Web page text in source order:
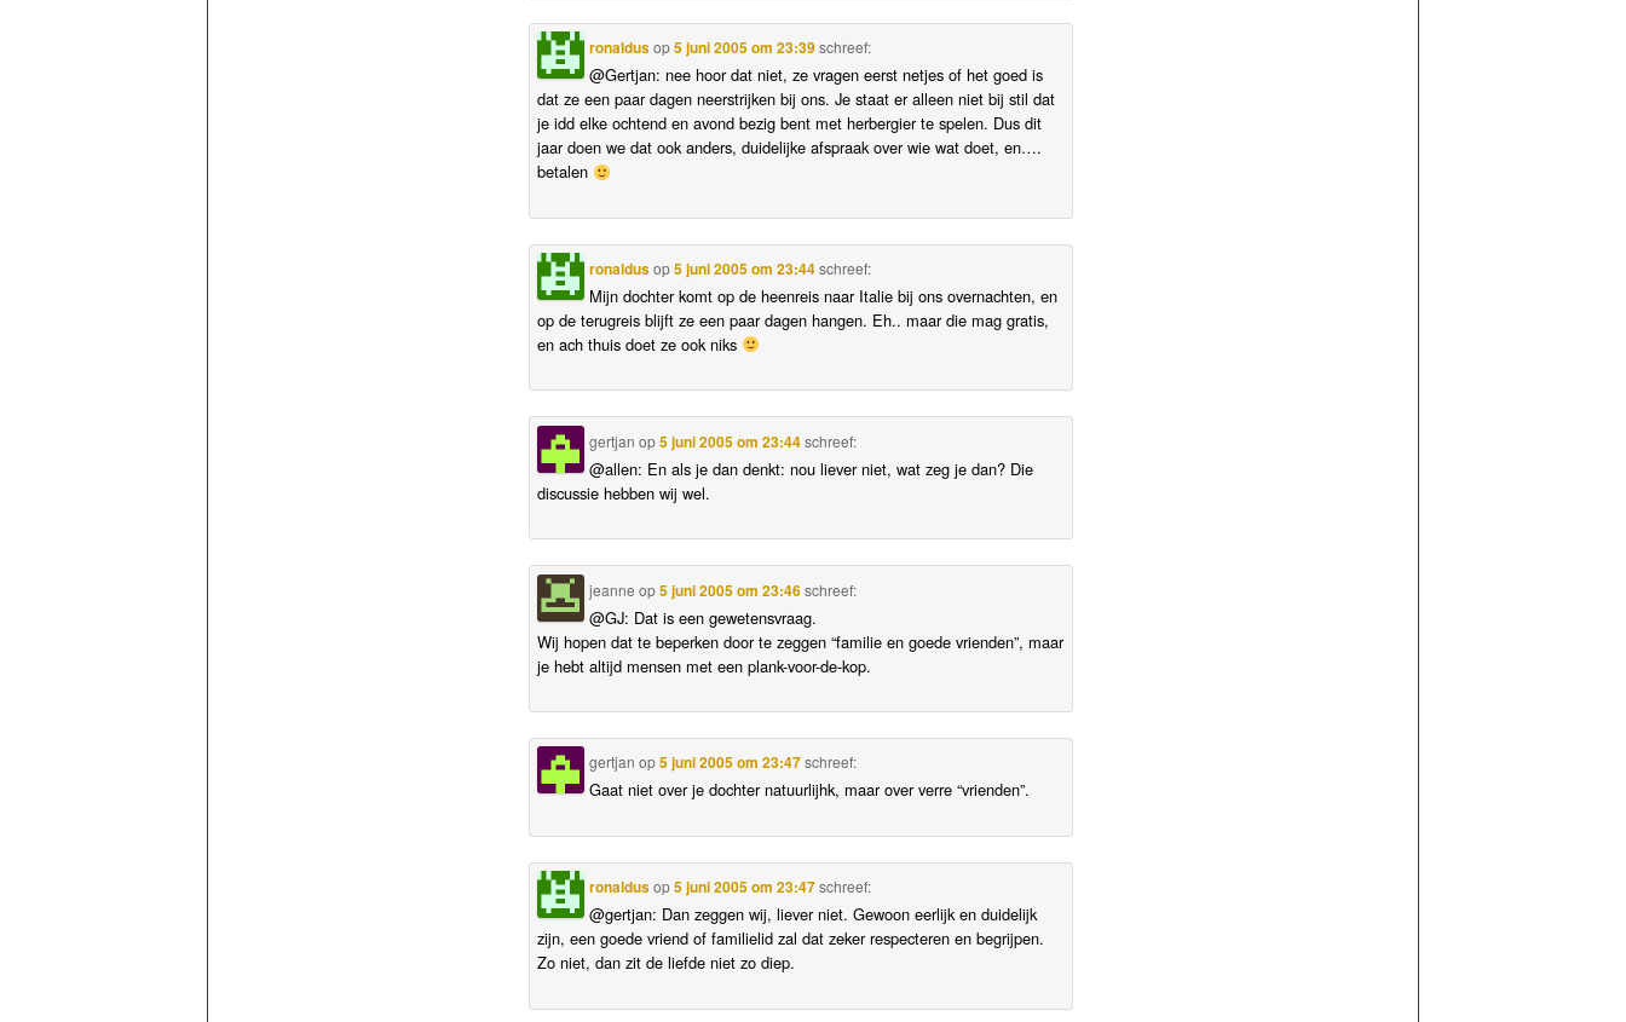
ronaldusop5 juni 2005 om 23:39schreef:
@Gertjan: nee hoor dat niet, ze vragen eerst netjes of het goed is
dat ze een paar dagen neerstrijken bij ons. Je staat er alleen niet bij stil dat
je idd elke ochtend en avond bezig bent met herbergier te spelen. Dus dit
jaar doen we dat ook anders, duidelijke afspraak over wie wat doet, en….
betalen
ronaldusop5 juni 2005 om 23:44schreef:
Mijn dochter komt op de heenreis naar Italie bij ons overnachten, en
op de terugreis blijft ze een paar dagen hangen. Eh.. maar die mag gratis,
en ach thuis doet ze ook niks
gertjan op5 juni 2005 om 23:44schreef:
@allen: En als je dan denkt: nou liever niet, wat zeg je dan? Die
discussie hebben wij wel.
jeanne op5 juni 2005 om 23:46schreef:
@GJ: Dat is een gewetensvraag.
Wij hopen dat te beperken door te zeggen “familie en goede vrienden”, maar
je hebt altijd mensen met een plank-voor-de-kop.
gertjan op5 juni 2005 om 23:47schreef:
Gaat niet over je dochter natuurlijhk, maar over verre “vrienden”.
ronaldusop5 juni 2005 om 23:47schreef:
@gertjan: Dan zeggen wij, liever niet. Gewoon eerlijk en duidelijk
zijn, een goede vriend of familielid zal dat zeker respecteren en begrijpen.
Zo niet, dan zit de liefde niet zo diep.